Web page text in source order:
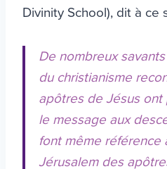
Divinity School), dit à ce
De nombreux
du christianisme
apôtres de Jésus
le message aux
font même référence
Jérusalem des